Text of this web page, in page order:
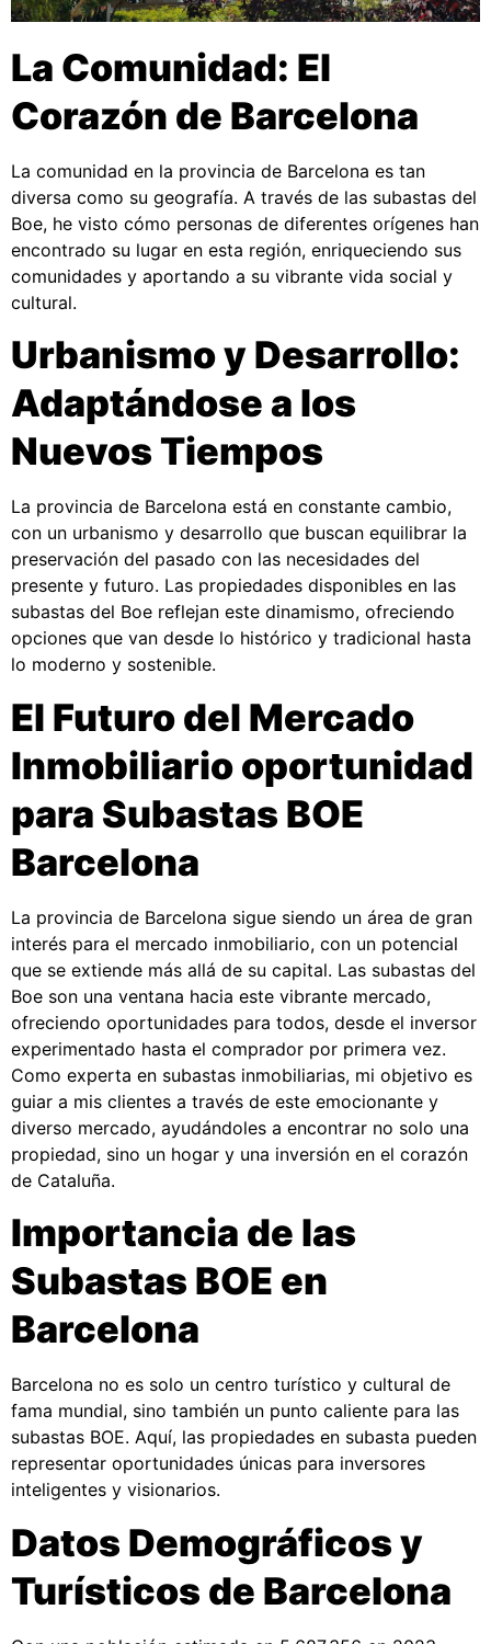
La Comunidad: El
Corazón de Barcelona
La comunidad en la provincia de Barcelona es tan
diversa como su geografía. A través de las subastas del
Boe, he visto cómo personas de diferentes orígenes han
encontrado su lugar en esta región, enriqueciendo sus
comunidades y aportando a su vibrante vida social y
cultural.
Urbanismo y Desarrollo:
Adaptándose a los
Nuevos Tiempos
La provincia de Barcelona está en constante cambio,
con un urbanismo y desarrollo que buscan equilibrar la
preservación del pasado con las necesidades del
presente y futuro. Las propiedades disponibles en las
subastas del Boe reflejan este dinamismo, ofreciendo
opciones que van desde lo histórico y tradicional hasta
lo moderno y sostenible.
El Futuro del Mercado
Inmobiliario oportunidad
para Subastas BOE
Barcelona
La provincia de Barcelona sigue siendo un área de gran
interés para el mercado inmobiliario, con un potencial
que se extiende más allá de su capital. Las subastas del
Boe son una ventana hacia este vibrante mercado,
ofreciendo oportunidades para todos, desde el inversor
experimentado hasta el comprador por primera vez.
Como experta en subastas inmobiliarias, mi objetivo es
guiar a mis clientes a través de este emocionante y
diverso mercado, ayudándoles a encontrar no solo una
propiedad, sino un hogar y una inversión en el corazón
de Cataluña.
Importancia de las
Subastas BOE en
Barcelona
Barcelona no es solo un centro turístico y cultural de
fama mundial, sino también un punto caliente para las
subastas BOE. Aquí, las propiedades en subasta pueden
representar oportunidades únicas para inversores
inteligentes y visionarios.
Datos Demográficos y
Turísticos de Barcelona